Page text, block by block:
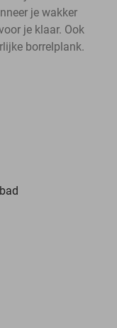
je wakker
je klaar. Ook
borrelplank.